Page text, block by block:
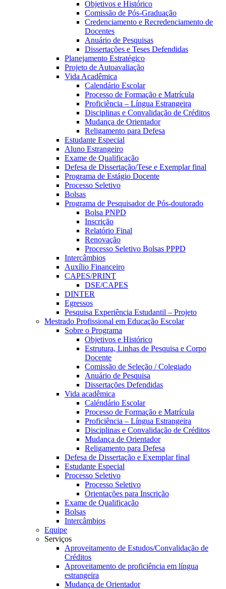
Objetivos e Histórico
Comissão de Pós-Graduação
Credenciamento e Recredenciamento de
Docentes
Anuário de Pesquisas
Dissertações e Teses Defendidas
Planejamento Estratégico
Projeto de Autoavaliação
Vida Acadêmica
Calendário Escolar
Processo de Formação e Matrícula
Proficiência – Língua Estrangeira
Disciplinas e Convalidação de Créditos
Mudança de Orientador
Religamento para Defesa
Estudante Especial
Aluno Estrangeiro
Exame de Qualificação
Defesa de Dissertação/Tese e Exemplar final
Programa de Estágio Docente
Processo Seletivo
Bolsas
Programa de Pesquisador de Pós-doutorado
Bolsa PNPD
Inscrição
Relatório Final
Renovação
Processo Seletivo Bolsas PPPD
Intercâmbios
Auxílio Financeiro
CAPES/PRINT
DSE/CAPES
DINTER
Egressos
Pesquisa Experiência Estudantil – Projeto
Mestrado Profissional em Educação Escolar
Sobre o Programa
Objetivos e Histórico
Estrutura, Linhas de Pesquisa e Corpo
Docente
Comissão de Seleção / Colegiado
Anuário de Pesquisa
Dissertações Defendidas
Vida acadêmica
Caléndário Escolar
Processo de Formação e Matrícula
Proficiência – Língua Estrangeira
Disciplinas e Convalidação de Créditos
Mudança de Orientador
Religamento para Defesa
Defesa de Dissertação e Exemplar final
Estudante Especial
Processo Seletivo
Processo Seletivo
Orientações para Inscrição
Exame de Qualificação
Bolsas
Intercâmbios
Equipe
Serviços
Aproveitamento de Estudos/Convalidação de
Créditos
Aproveitamento de proficiência em língua
estrangeira
Mudança de Orientador